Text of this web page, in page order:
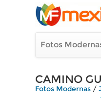
Fotos
CAMINO
Fotos Modernas /